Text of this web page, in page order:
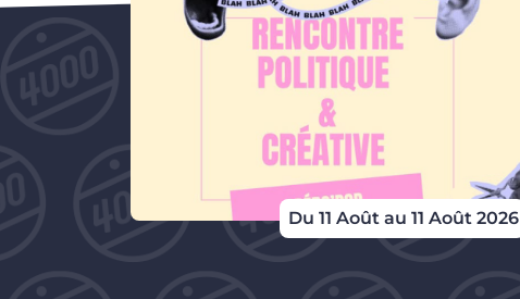
Du 11 Août au 11 Août 2026